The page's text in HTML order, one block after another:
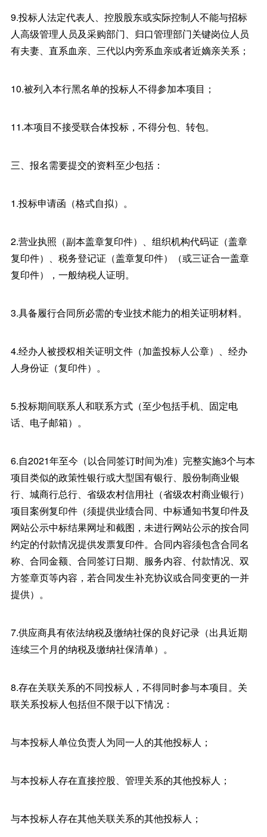
9.投标人法定代表人、控股股东或实际控制人不能与招标
人高级管理人员及采购部门、归口管理部门关键岗位人员
有夫妻、直系血亲、三代以内旁系血亲或者近嫡亲关系；
10.被列入本行黑名单的投标人不得参加本项目；
11.本项目不接受联合体投标，不得分包、转包。
三、报名需要提交的资料至少包括：
1.投标申请函（格式自拟）。
2.营业执照（副本盖章复印件）、组织机构代码证（盖章
复印件）、税务登记证（盖章复印件）（或三证合一盖章
复印件），一般纳税人证明。
3.具备履行合同所必需的专业技术能力的相关证明材料。
4.经办人被授权相关证明文件（加盖投标人公章）、经办
人身份证（复印件）。
5.投标期间联系人和联系方式（至少包括手机、固定电
话、电子邮箱）。
6.自2021年至今（以合同签订时间为准）完整实施3个与本
项目类似的政策性银行或大型国有银行、股份制商业银
行、城商行总行、省级农村信用社（省级农村商业银行）
项目案例复印件（须提供业绩合同、中标通知书复印件及
网站公示中标结果网址和截图，未进行网站公示的按合同
约定的付款情况提供发票复印件。合同内容须包含合同名
称、合同金额、合同签订日期、服务内容、付款情况、双
方签章页等内容，若合同发生补充协议或合同变更的一并
提供）。
7.供应商具有依法纳税及缴纳社保的良好记录（出具近期
连续三个月的纳税及缴纳社保清单）。
8.存在关联关系的不同投标人，不得同时参与本项目。关
联关系投标人包括但不限于以下情况：
与本投标人单位负责人为同一人的其他投标人；
与本投标人存在直接控股、管理关系的其他投标人；
与本投标人存在其他关联关系的其他投标人；